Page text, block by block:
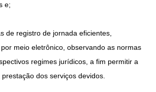
e;
de registro de jornada eficientes,
meio eletrônico, observando as normas
regimes jurídicos, a fim permitir a
dos serviços devidos.